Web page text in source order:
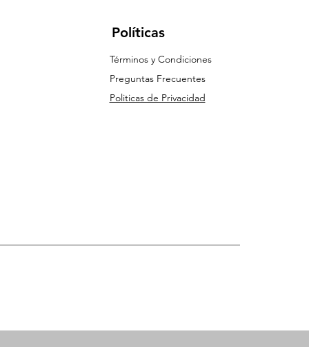
Políticas
Términos y Condiciones
Preguntas Frecuentes
Politicas de Privacidad